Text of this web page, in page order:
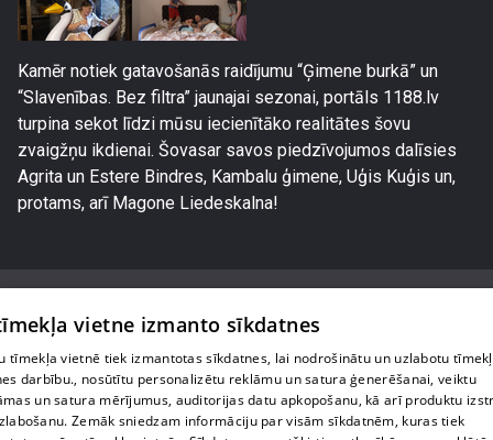
Kamēr notiek gatavošanās raidījumu “Ģimene burkā” un
“Slavenības. Bez filtra” jaunajai sezonai, portāls 1188.lv
turpina sekot līdzi mūsu iecienītāko realitātes šovu
zvaigžņu ikdienai. Šovasar savos piedzīvojumos dalīsies
Agrita un Estere Bindres, Kambalu ģimene, Uģis Kuģis un,
protams, arī Magone Liedeskalna!
Par mums
Privātuma politika
vietne izmanto sīkdatnes
tīmekļa vietnē tiek izmantotas sīkdatnes, lai nodrošinātu un uzlabotu
darbību., nosūtītu personalizētu reklāmu un satura ģenerēšanai, veiktu
un satura mērījumus, auditorijas datu apkopošanu, kā arī produktu
Zemāk sniedzam informāciju par visām sīkdatnēm, kuras tiek